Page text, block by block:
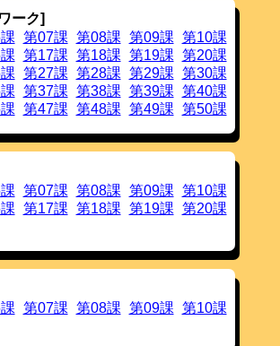
ズキクンですが，入力テキストの途中
ました。二人の対話なども上手に声色
い。
声ｘ２，女声ｘ２から選べます。
ら選べるようにしました。
きるようにしました。
しました。
字，小数点等）の読み，アクセントを
ックすることでご覧になれます。
正しました。
フレーズ成分（イントネーション成
した。フレーズ成分の表示を「表示」
あればご連絡下さい。
。
加しました。
ーク]
第07課 第08課 第09課 第10課
第17課 第18課 第19課 第20課
第27課 第28課 第29課 第30課
第37課 第38課 第39課 第40課
第47課 第48課 第49課 第50課
第07課 第08課 第09課 第10課
第17課 第18課 第19課 第20課
第07課 第08課 第09課 第10課